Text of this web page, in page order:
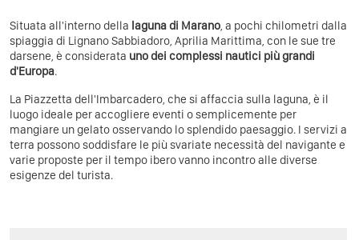
Situata all'interno della laguna di Marano , a pochi chilometri dalla
spiaggia di Lignano Sabbiadoro, Aprilia Marittima, con le sue tre
darsene, è considerata uno dei complessi nautici più grandi
d'Europa.
La Piazzetta dell'Imbarcadero, che si affaccia sulla laguna, è il
luogo ideale per accogliere eventi o semplicemente per
mangiare un gelato osservando lo splendido paesaggio. I servizi a
terra possono soddisfare le più svariate necessità del navigante e
varie proposte per il tempo ibero vanno incontro alle diverse
esigenze del turista.